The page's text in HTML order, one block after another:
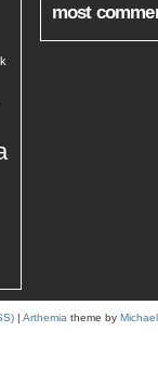
most
| Arthemia theme by